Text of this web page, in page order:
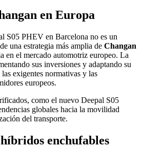
en Europa
S05 PHEV en Barcelona no es un
una estrategia más amplia de Changan
en el mercado automotriz europeo. La
sus inversiones y adaptando su
exigentes normativas y las
europeos.
como el nuevo Deepal S05
globales hacia la movilidad
del transporte.
enchufables